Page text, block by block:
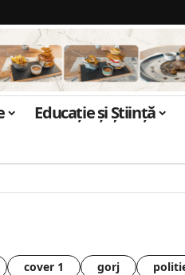
Educație și Știință
cover 1 gorj